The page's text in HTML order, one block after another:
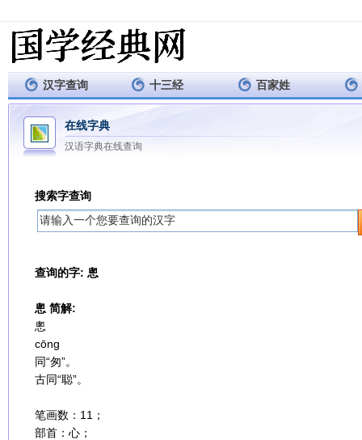
汉字查询 十三经 百家姓
在线字典
汉语字典在线查询
搜索字查询
查询的字: 悤
悤 简解:
悤
cōng
同“匆”。
古同“聪”。
笔画数：11；
部首：心；